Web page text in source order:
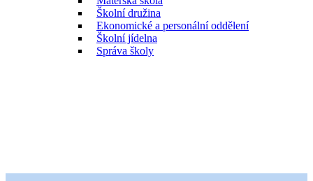
Školní družina
Ekonomické a personální oddělení
Školní jídelna
Správa školy